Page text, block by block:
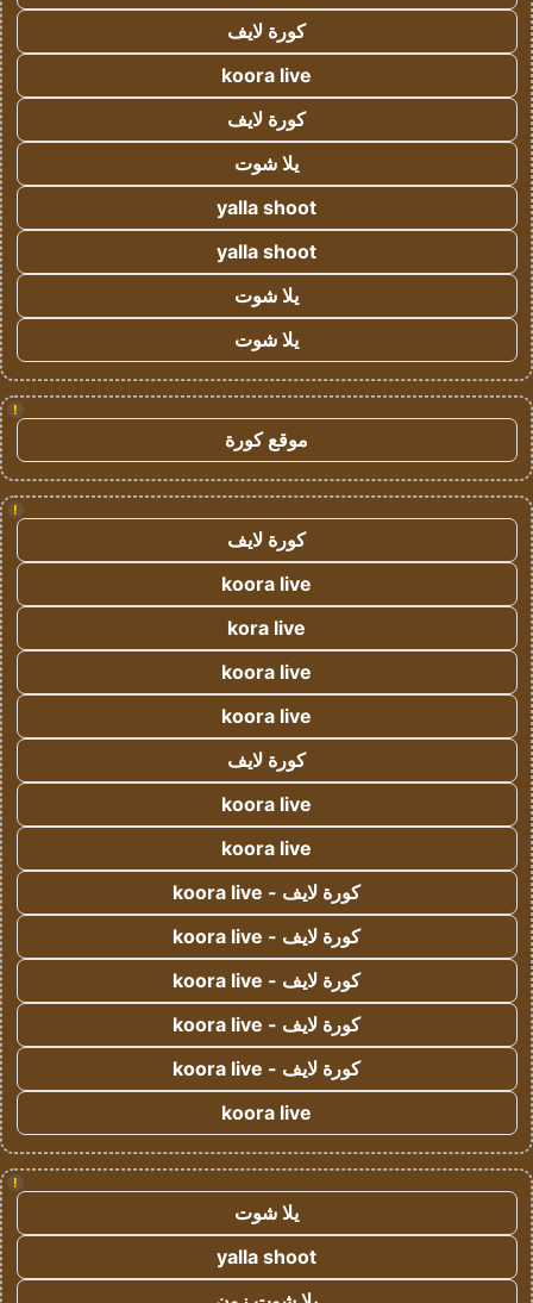
كورة لايف
koora live
كورة لايف
يلا شوت
yalla shoot
yalla shoot
يلا شوت
يلا شوت
!
موقع كورة
!
كورة لايف
koora live
kora live
koora live
koora live
كورة لايف
koora live
koora live
كورة لايف - koora live
كورة لايف - koora live
كورة لايف - koora live
كورة لايف - koora live
كورة لايف - koora live
koora live
!
يلا شوت
yalla shoot